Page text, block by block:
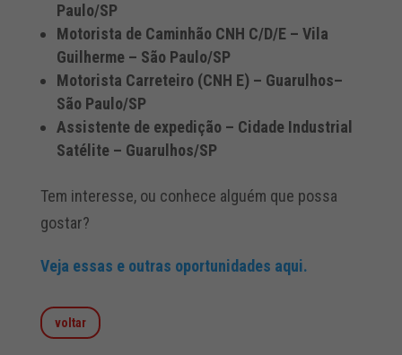
Paulo/SP
Motorista de Caminhão CNH C/D/E – Vila
Guilherme – São Paulo/SP
Motorista Carreteiro (CNH E) – Guarulhos–
São Paulo/SP
Assistente de expedição – Cidade Industrial
Satélite – Guarulhos/SP
Tem interesse, ou conhece alguém que possa
gostar?
Veja essas e outras oportunidades aqui.
voltar